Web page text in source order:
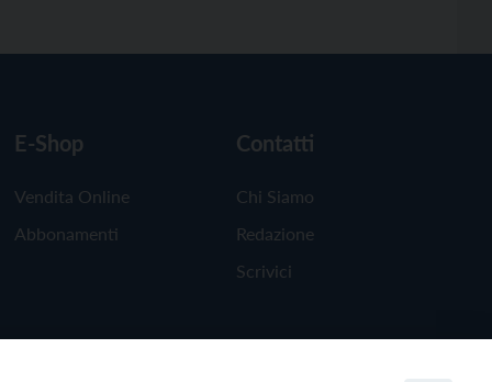
E-Shop
Vendita Online
Abbonamenti
Contatti
Chi Siamo
Redazione
Scrivici